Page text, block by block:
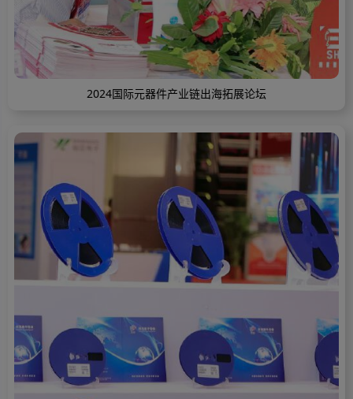
2024国际元器件产业链出海拓展论坛